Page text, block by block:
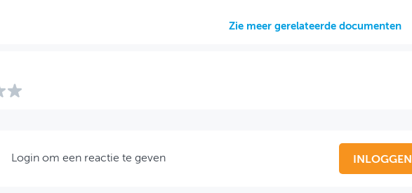
Zie meer gerelateerde documenten
Login om een reactie te geven INLOGGEN